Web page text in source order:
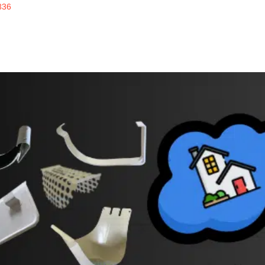
artikel menarik untuk disimak, seputar